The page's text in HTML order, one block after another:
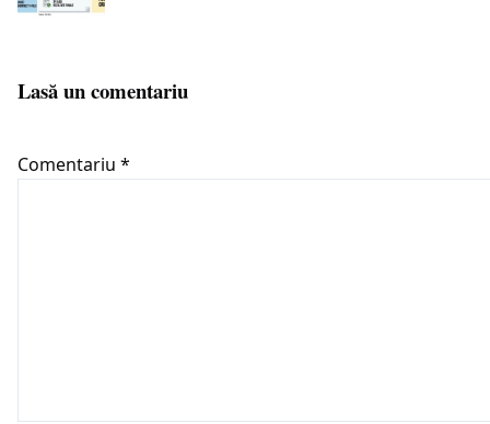
Lasă un comentariu
Comentariu *